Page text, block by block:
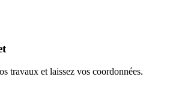
travaux et laissez vos coordonnées.